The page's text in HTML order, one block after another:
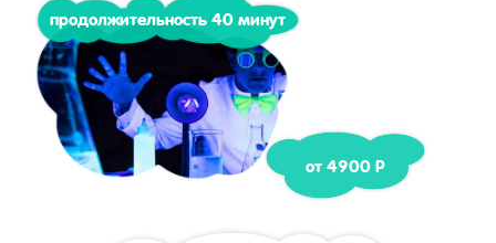
продолжительность 40 минут
от 4900 Р